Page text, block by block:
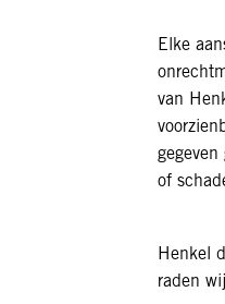
Elke
van
of
Henkel
raden